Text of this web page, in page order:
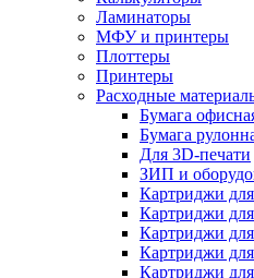
Ламинаторы
МФУ и принтеры
Плоттеры
Принтеры
Расходные
Бумага
Бумага
Для 3D-печати
ЗИП и
Картриджи
Картриджи
Картриджи
Картриджи
Картриджи